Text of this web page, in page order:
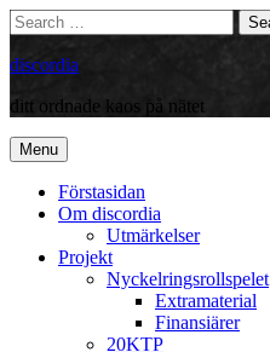
Skip
to
content
Search
Search
for:
discordia
ditt ordnade kaos på nätet
Menu
Förstasidan
Om discordia
Utmärkelser
Projekt
Nyckelringsrollspelet
Extramaterial
Finansiärer
20KTP